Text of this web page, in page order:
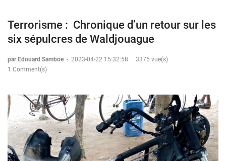
Terrorisme : Chronique d’un retour sur les
six sépulcres de Waldjouague
par Edouard Samboe - 2023-04-22 15:32:58
3375 vue(s)
1 Comment(s)